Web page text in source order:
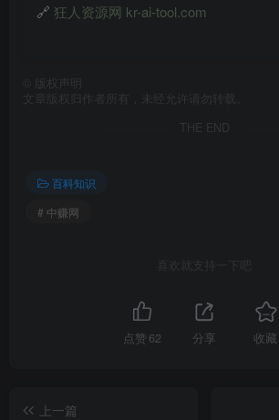
🔗 狂人资源网 kr-ai-tool.com
版权声明
文章版权归作者所有，未经允许请勿转载。
THE END
百科知识
# 中赚网
喜欢就支持一下吧
点赞 62 分享 收藏
上一篇